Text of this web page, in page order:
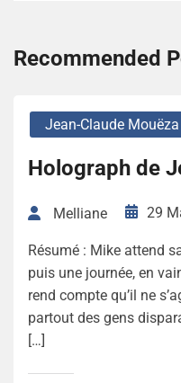
Recommended
Jean-Claude Mouëza
Holograph de
Melliane 29
Résumé : Mike attend
puis une journée, en
rend compte qu’il ne
partout des gens
[…]